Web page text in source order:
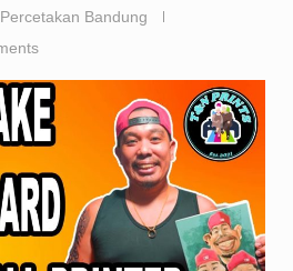
Percetakan Bandung